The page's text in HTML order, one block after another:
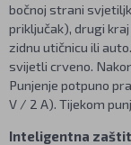
bočnoj strani
priključak), drugi
zidnu utičnicu ili
svijetli crveno.
Punjenje potpuno
V / 2 A). Tijekom
Inteligentna